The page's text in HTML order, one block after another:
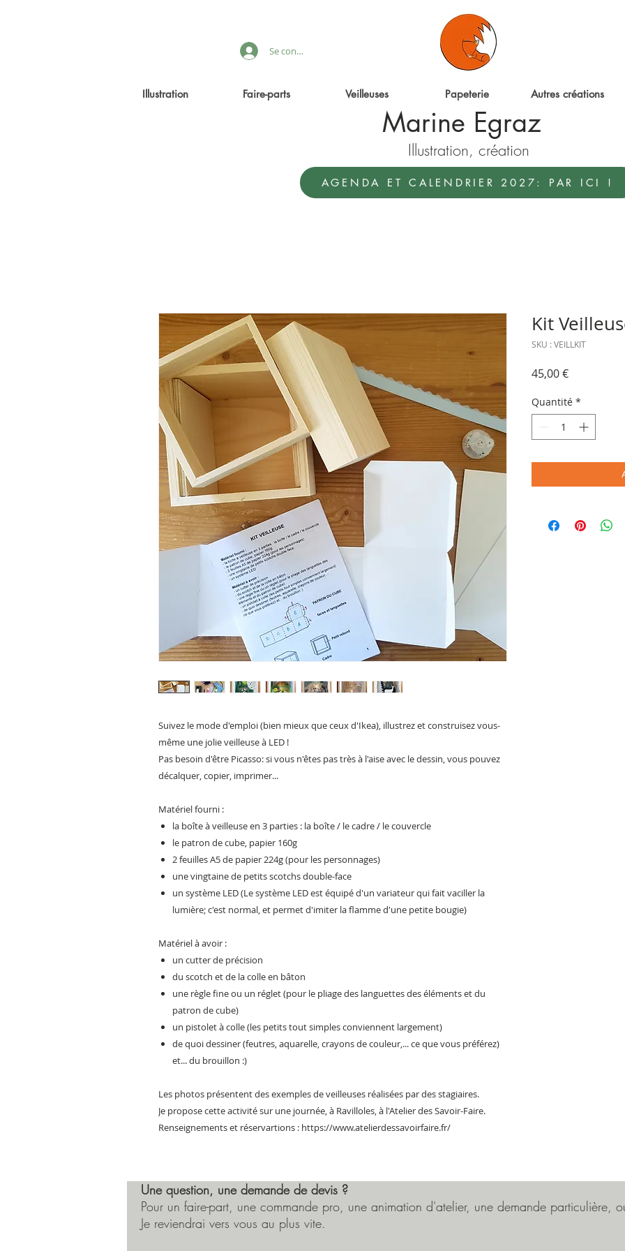
Se connecter
Illustration Faire-parts Veilleuses Papeterie Autres créations
Marine Egraz
Illustration, création
AGENDA ET CALENDRIER 2027: PAR ICI !
Suivez le mode d'emploi (bien mieux que ceux d'Ikea), illustrez et construisez vous-
même une jolie veilleuse à LED !
Pas besoin d'être Picasso: si vous n'êtes pas très à l'aise avec le dessin, vous pouvez
décalquer, copier, imprimer...
Matériel fourni :
la boîte à veilleuse en 3 parties : la boîte / le cadre / le couvercle
le patron de cube, papier 160g
2 feuilles A5 de papier 224g (pour les personnages)
une vingtaine de petits scotchs double-face
un système LED(Le système LED est équipé d'un variateur qui fait vaciller la
lumière; c'est normal, et permet d'imiter la flamme d'une petite bougie)
Matériel à avoir :
un cutter de précision
du scotch et de la colle en bâton
une règle fine ou un réglet (pour le pliage des languettes des éléments et du
patron de cube)
un pistolet à colle (les petits tout simples conviennent largement)
de quoi dessiner (feutres, aquarelle, crayons de couleur,... ce que vous préférez)
et... du brouillon :)
Les photos présentent des exemples de veilleuses réalisées par des stagiaires.
Je propose cette activité sur une journée, à Ravilloles, à l'Atelier des Savoir-Faire.
Renseignements et réservartions : https://www.atelierdessavoirfaire.fr/
Kit
SKU : VEILLKIT
45,00 €Prix
Quantité *
Une question, une demande de devis ?
Pour un faire-part, une commande pro, une animation d'atelier, une demande particulière,
Je reviendrai vers vous au plus vite.